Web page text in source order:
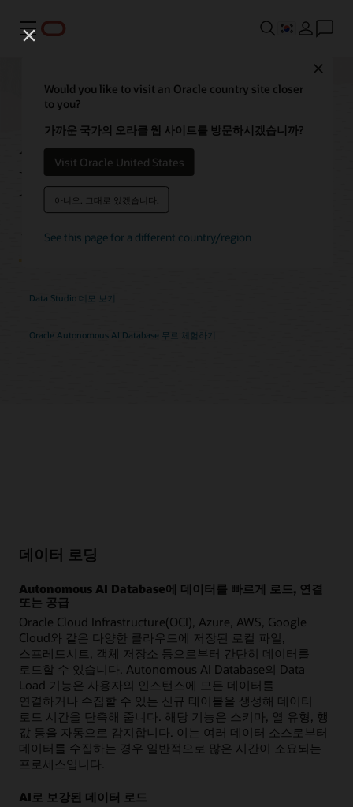
메뉴
Would you like to visit an Oracle country site closer
to you?
가까운 국가의 오라클 웹 사이트를 방문하시겠습니까?
Visit Oracle United States
아니오. 그대로 있겠습니다.
See this page for a different country/region
Autonomous AI
Database Data Studio
기능
Data Studio 데모 보기
Oracle Autonomous AI Database 무료 체험하기
데이터 로딩
Autonomous AI Database에 데이터를 빠르게 로드, 연결
또는 공급
Oracle Cloud Infrastructure(OCI), Azure, AWS, Google
Cloud와 같은 다양한 클라우드에 저장된 로컬 파일,
스프레드시트, 객체 저장소 등으로부터 간단히 데이터를
로드할 수 있습니다. Autonomous AI Database의 Data
Load 기능은 사용자의 인스턴스에 모든 데이터를
연결하거나 수집할 수 있는 신규 테이블을 생성해 데이터
로드 시간을 단축해 줍니다. 해당 기능은 스키마, 열 유형, 행
값 등을 자동으로 감지합니다. 이는 여러 데이터 소스로부터
데이터를 수집하는 경우 일반적으로 많은 시간이 소요되는
프로세스입니다.
AI로 보강된 데이터 로드